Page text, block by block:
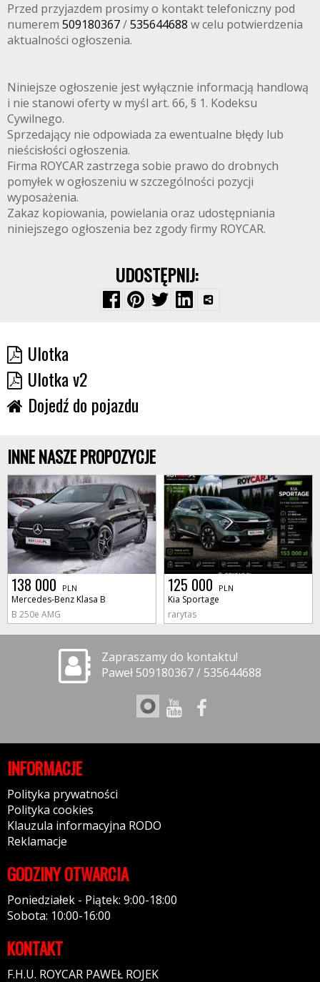
Przed przyjazdem prosimy o kontakt telefoniczny pod
numerem 509180367/535644688 w celu potwierdzenia
aktualności ogłoszenia.
Niniejsze ogłoszenie jest wyłącznie informacją handlową
i nie stanowi oferty w myśl art. 66, § 1. Kodeksu
Cywilnego.
Sprzedający nie odpowiada za ewentualne błędy lub
nieścisłości ogłoszenia.
Firma ROYCAR zastrzega sobie prawo do drobnych
pomyłek w ogłoszeniu w szczególności pozycji
wyposażenia.
Zakaz kopiowania, powielania oraz udostępniania
niniejszego ogłoszenia bez zgody firmy ROYCAR.
UDOSTĘPNIJ:
Ulotka
Ulotka v2
Dojedź do pojazdu
INNE NASZE PROPOZYCJE
138 000 PLN
Mercedes-Benz Klasa B
B 250e AMG
125 000 PLN
Kia Sportage
rarytas
Zapraszamy do kontaktu!
Paweł 509180367 / 535644688
INFORMACJE
Polityka prywatności
Polityka cookies
Klauzula informacyjna RODO
Reklamacje
GODZINY OTWARCIA
Poniedziałek - Piątek: 9:00-18:00
Sobota: 10:00-16:00
KONTAKT
F.H.U. ROYCAR PAWEŁ ROJEK